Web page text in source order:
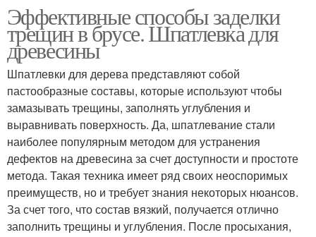
Эффективные способы заделки
трещин в брусе. Шпатлевка для
древесины
Шпатлевки для дерева представляют собой
пастообразные составы, которые используют чтобы
замазывать трещины, заполнять углубления и
выравнивать поверхность. Да, шпатлевание стали
наиболее популярным методом для устранения
дефектов на древесина за счет доступности и простоте
метода. Такая техника имеет ряд своих неоспоримых
преимуществ, но и требует знания некоторых нюансов.
За счет того, что состав вязкий, получается отлично
заполнить трещины и углубления. После просыхания,